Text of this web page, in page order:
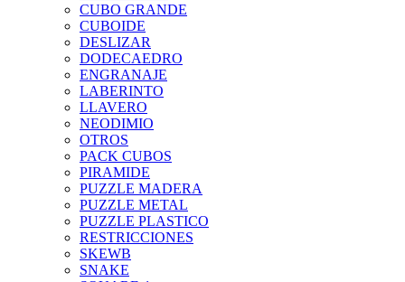
CUBO GRANDE
CUBOIDE
DESLIZAR
DODECAEDRO
ENGRANAJE
LABERINTO
LLAVERO
NEODIMIO
OTROS
PACK CUBOS
PIRAMIDE
PUZZLE MADERA
PUZZLE METAL
PUZZLE PLASTICO
RESTRICCIONES
SKEWB
SNAKE